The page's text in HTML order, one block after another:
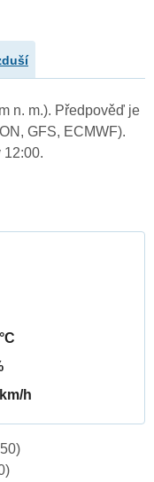
n. m.). Předpověď je
GFS, ECMWF).
12:00.
h